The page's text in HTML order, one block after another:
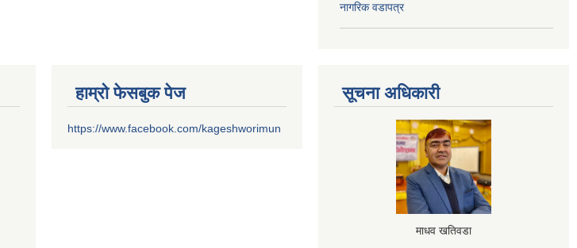
नागरिक वडापत्र
हाम्रो फेसबुक पेज
https://www.facebook.com/kageshworimun
सूचना अधिकारी
माधव खतिवडा